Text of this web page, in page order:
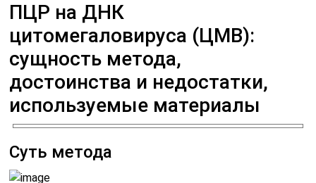
О ЦЕНТРЕ ВРАЧИ
ПЦР на ДНК
цитомегаловируса (ЦМВ):
сущность метода,
достоинства и недостатки,
используемые материалы
Суть метода